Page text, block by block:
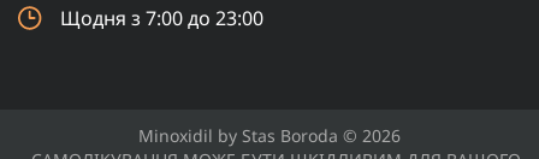
Щодня з 7:00 до 23:00
Minoxidil by Stas Boroda © 2026